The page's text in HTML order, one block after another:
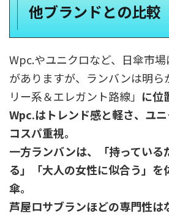
他ブランドとの比較
Wpc.やユニクロなど、日傘市
がありますが、ランバンは明
リー系＆エレガント路線」 に位
Wpc.はトレンド感と軽さ、ユ
コスパ重視。
一方ランバンは、「持っている
る」「大人の女性に似合う」を
傘。
芦屋ロサブランほどの専門性は